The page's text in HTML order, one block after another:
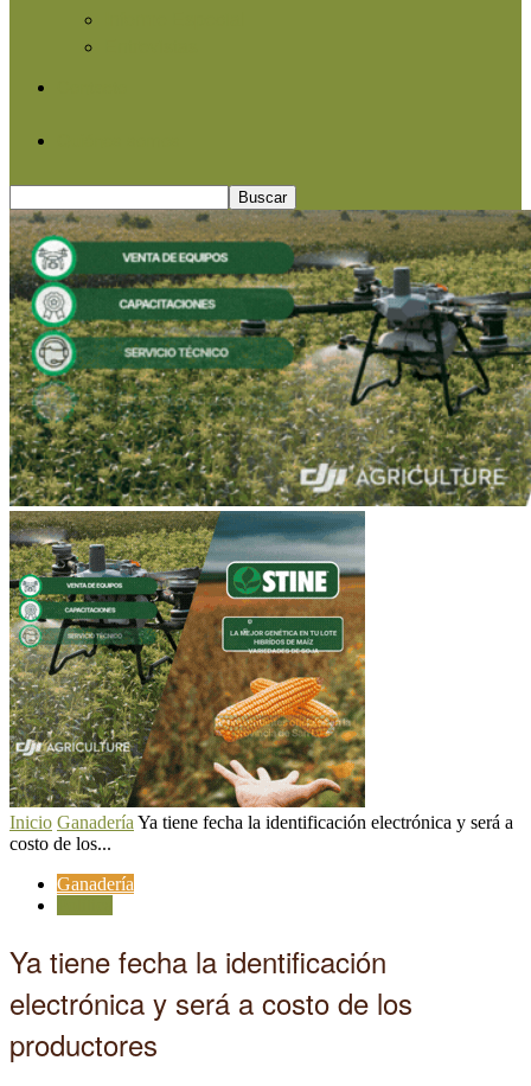
Inicio Ganadería Ya tiene fecha la identificación electrónica y será a
costo de los...
Ganadería
Ya tiene fecha la identificación
electrónica y será a costo de los
productores